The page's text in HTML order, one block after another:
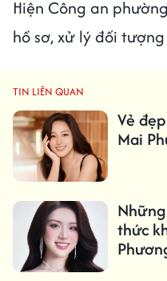
Hiện Công an
hồ sơ, xử lý đối
TIN LIÊN QUAN
Vẻ
Mai
thức